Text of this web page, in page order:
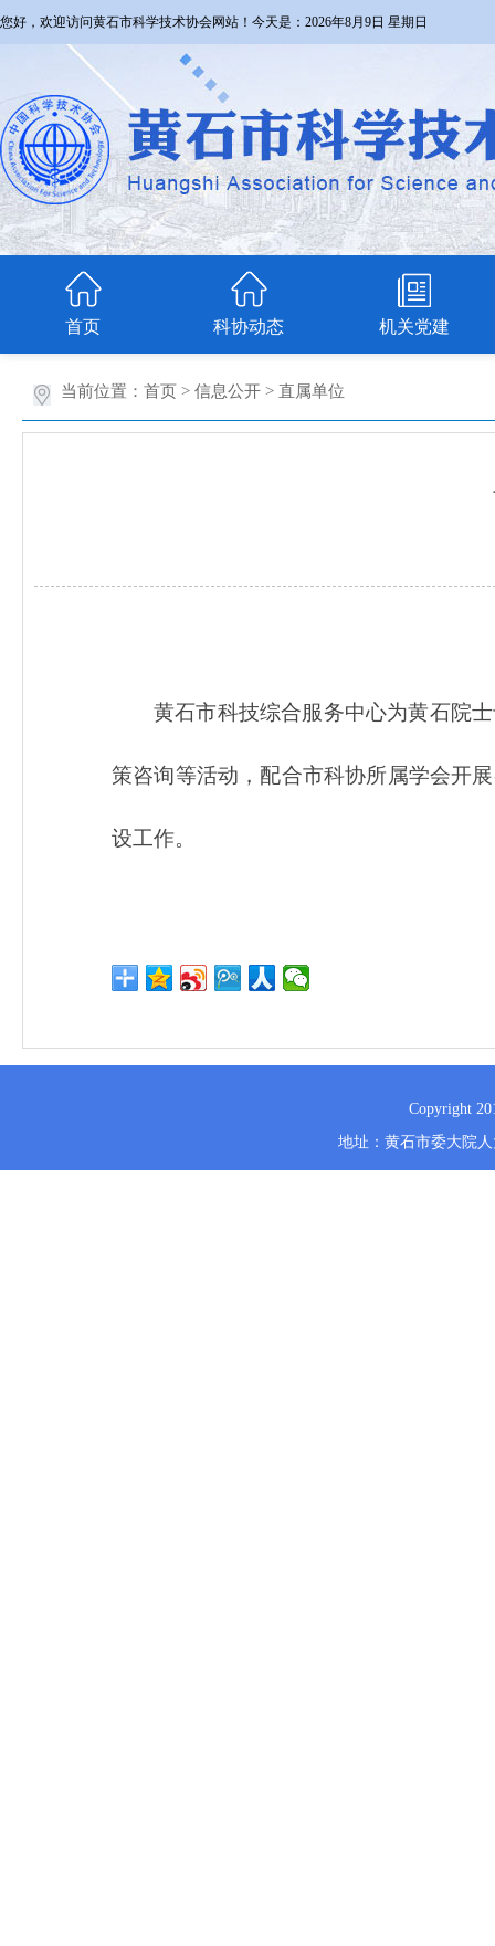
您好，欢迎访问黄石市科学技术协会网站！今天是： 2026年8月9日 星期日
首页 科协动态 机关党建
当前位置： 首页 > 信息公开 > 直属单位
黄石市科技综合服务中心为黄石院
策咨询等活动，配合市科协所属学会开
设工作。
Copyright
地址：黄石市委大院